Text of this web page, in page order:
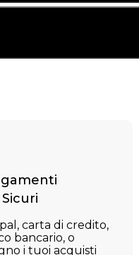
Sicuri
carta di credito,
bancario, o
i tuoi acquisti